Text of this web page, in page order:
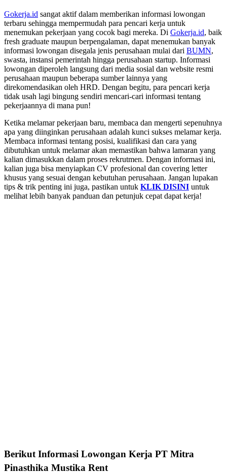
Gokerja.id sangat aktif dalam memberikan informasi lowongan
terbaru sehingga mempermudah para pencari kerja untuk
menemukan pekerjaan yang cocok bagi mereka. Di Gokerja.id, baik
fresh graduate maupun berpengalaman, dapat menemukan banyak
informasi lowongan disegala jenis perusahaan mulai dari BUMN,
swasta, instansi pemerintah hingga perusahaan startup. Informasi
lowongan diperoleh langsung dari media sosial dan website resmi
perusahaan maupun beberapa sumber lainnya yang
direkomendasikan oleh HRD. Dengan begitu, para pencari kerja
tidak usah lagi bingung sendiri mencari-cari informasi tentang
pekerjaannya di mana pun!
Ketika melamar pekerjaan baru, membaca dan mengerti sepenuhnya
apa yang diinginkan perusahaan adalah kunci sukses melamar kerja.
Membaca informasi tentang posisi, kualifikasi dan cara yang
dibutuhkan untuk melamar akan memastikan bahwa lamaran yang
kalian dimasukkan dalam proses rekrutmen. Dengan informasi ini,
kalian juga bisa menyiapkan CV profesional dan covering letter
khusus yang sesuai dengan kebutuhan perusahaan. Jangan lupakan
tips & trik penting ini juga, pastikan untuk KLIK DISINI untuk
melihat lebih banyak panduan dan petunjuk cepat dapat kerja!
Berikut Informasi Lowongan Kerja PT Mitra
Pinasthika Mustika Rent